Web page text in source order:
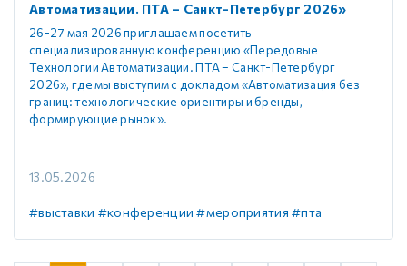
Автоматизации. ПТА – Санкт-Петербург 2026»
26-27 мая 2026 приглашаем посетить
специализированную конференцию «Передовые
Технологии Автоматизации. ПТА – Санкт-Петербург
2026», где мы выступим с докладом «Автоматизация без
границ: технологические ориентиры и бренды,
формирующие рынок».
13.05.2026
#выставки #конференции #мероприятия #пта